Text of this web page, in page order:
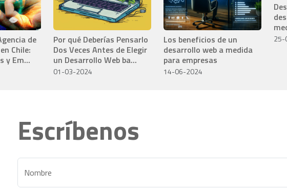
de
Chile:
y Em...
Por qué Deberías Pensarlo
Dos Veces Antes de Elegir
un Desarrollo Web ba...
01-03-2024
Los beneficios de un
desarrollo web a medida
para empresas
14-06-2024
25-
Escríbenos
Nombre